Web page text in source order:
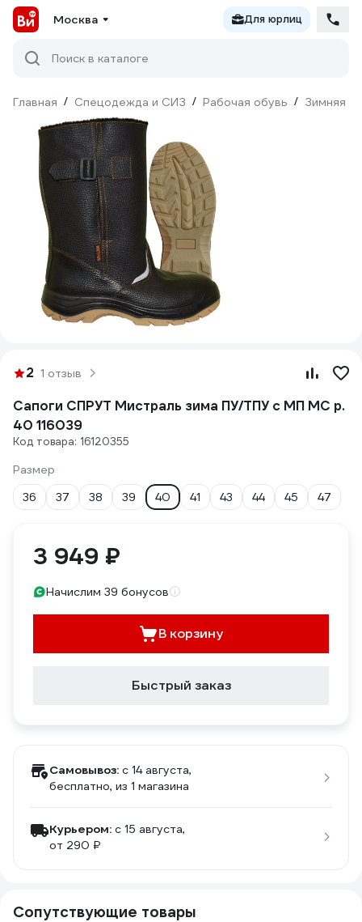
Москва Для юрлиц
Поиск в каталоге
Главная / Спецодежда и СИЗ / Рабочая обувь / Зимняя
2 1 отзыв
Сапоги СПРУТ Мистраль зима ПУ/ТПУ с МП МС р.
40 116039
Код товара: 16120355
Размер
36
37 38 39 40 41 43 44 45 47
3 949 ₽
Начислим 39 бонусов
В корзину
Быстрый заказ
Самовывоз: c 14 августа,
бесплатно, из 1 магазина
Курьером: c 15 августа,
от 290 ₽
Сопутствующие товары